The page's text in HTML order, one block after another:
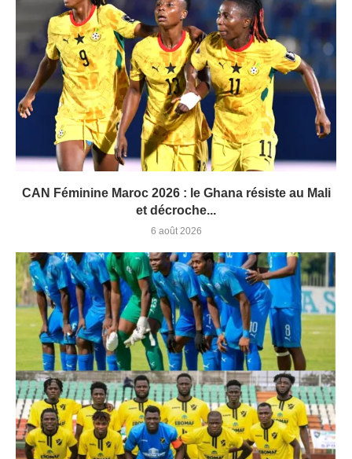
CAN Féminine Maroc 2026 : le Ghana résiste au Mali
et décroche...
6 août 2026